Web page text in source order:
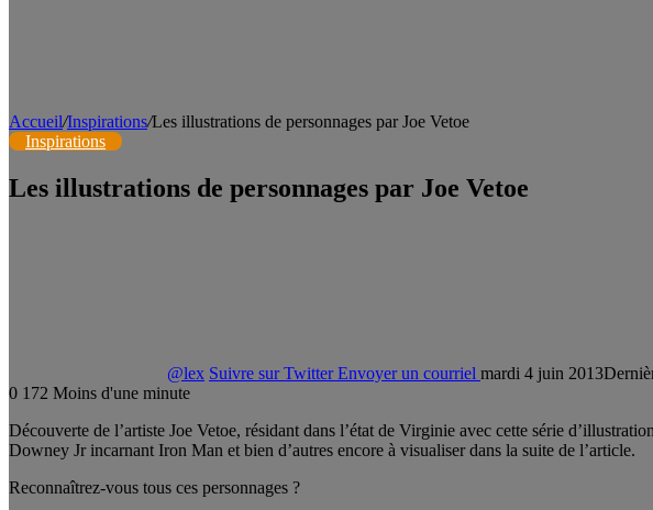
Accueil/Inspirations/Les illustrations de personnages par Joe Vetoe
Inspirations
Les illustrations de personnages par Joe Vetoe
@lex Suivre sur Twitter Envoyer un courriel mardi 4 juin 2013
0 172 Moins d'une minute
Découverte de l’artiste Joe Vetoe, résidant dans l’état de Virginie avec cette série
Downey Jr incarnant Iron Man et bien d’autres encore à visualiser dans la suite de l’article.
Reconnaîtrez-vous tous ces personnages ?